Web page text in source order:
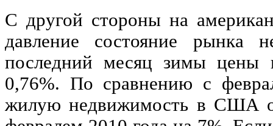
С другой стороны на
давление состояние
последний месяц зимы цены
0,76%. По сравнению с
жилую недвижимость в США